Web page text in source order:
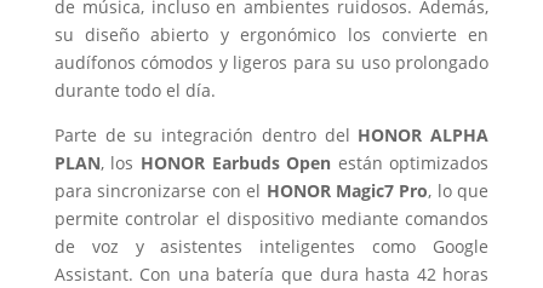
de música, incluso en ambientes ruidosos. Además,
su diseño abierto y ergonómico los convierte en
audífonos cómodos y ligeros para su uso prolongado
durante todo el día.
Parte de su integración dentro del HONOR ALPHA
PLAN, los HONOR Earbuds Open están optimizados
para sincronizarse con el HONOR Magic7 Pro, lo que
permite controlar el dispositivo mediante comandos
de voz y asistentes inteligentes como Google
Assistant. Con una batería que dura hasta 42 horas